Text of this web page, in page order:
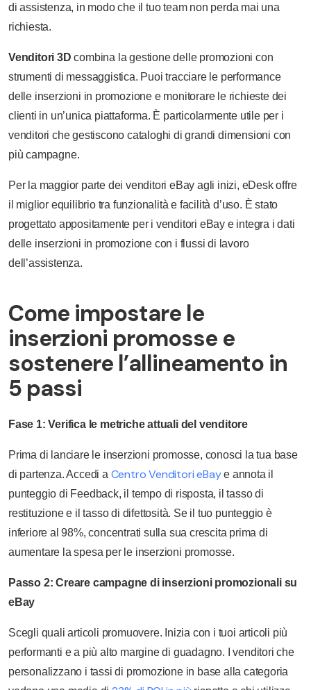
di assistenza, in modo che il tuo team non perda mai una
richiesta.
Venditori 3D combina la gestione delle promozioni con
strumenti di messaggistica. Puoi tracciare le performance
delle inserzioni in promozione e monitorare le richieste dei
clienti in un’unica piattaforma. È particolarmente utile per i
venditori che gestiscono cataloghi di grandi dimensioni con
più campagne.
Per la maggior parte dei venditori eBay agli inizi, eDesk offre
il miglior equilibrio tra funzionalità e facilità d’uso. È stato
progettato appositamente per i venditori eBay e integra i dati
delle inserzioni in promozione con i flussi di lavoro
dell’assistenza.
Come impostare le
inserzioni promosse e
sostenere l’allineamento in
5 passi
Fase 1: Verifica le metriche attuali del venditore
Prima di lanciare le inserzioni promosse, conosci la tua base
di partenza. Accedi a Centro Venditori eBaye annota il
punteggio di Feedback, il tempo di risposta, il tasso di
restituzione e il tasso di difettosità. Se il tuo punteggio è
inferiore al 98%, concentrati sulla sua crescita prima di
aumentare la spesa per le inserzioni promosse.
Passo 2: Creare campagne di inserzioni promozionali su
eBay
Scegli quali articoli promuovere. Inizia con i tuoi articoli più
performanti e a più alto margine di guadagno. I venditori che
personalizzano i tassi di promozione in base alla categoria